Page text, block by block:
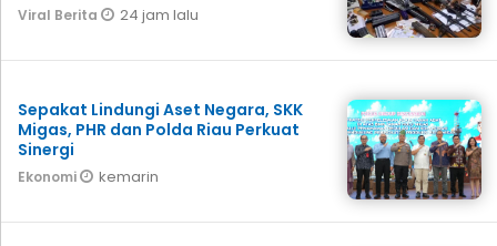
Viral Berita 24 jam lalu
Sepakat Lindungi Aset Negara, SKK
Migas, PHR dan Polda Riau Perkuat
Sinergi
Ekonomi kemarin